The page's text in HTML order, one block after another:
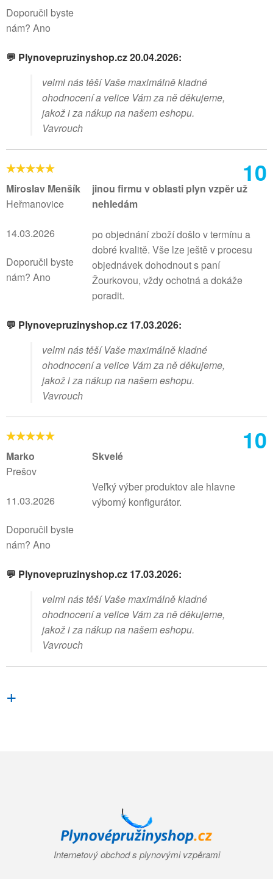
Doporučil byste
nám? Ano
💬 Plynovepruzinyshop.cz 20.04.2026:
velmi nás těší Vaše maximálně kladné
ohodnocení a velice Vám za ně děkujeme,
jakož i za nákup na našem eshopu.
Vavrouch
10
Miroslav Menšík
Heřmanovice
14.03.2026
Doporučil byste
nám? Ano
jinou firmu v oblasti plyn vzpěr už
nehledám
po objednání zboží došlo v termínu a
dobré kvalitě. Vše lze ještě v procesu
objednávek dohodnout s paní
Žourkovou, vždy ochotná a dokáže
poradit.
💬 Plynovepruzinyshop.cz 17.03.2026:
velmi nás těší Vaše maximálně kladné
ohodnocení a velice Vám za ně děkujeme,
jakož i za nákup na našem eshopu.
Vavrouch
10
Marko
Prešov
11.03.2026
Doporučil byste
nám? Ano
Skvelé
Veľký výber produktov ale hlavne
výborný konfigurátor.
💬 Plynovepruzinyshop.cz 17.03.2026:
velmi nás těší Vaše maximálně kladné
ohodnocení a velice Vám za ně děkujeme,
jakož i za nákup na našem eshopu.
Vavrouch
+
Internetový obchod s plynovými vzpěrami